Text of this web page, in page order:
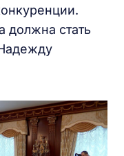
должна стать